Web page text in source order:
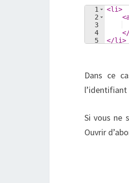
1
2
3
4
5
<li>
<
</li>
Dans ce
l’identifiant
Si vous ne
Ouvrir